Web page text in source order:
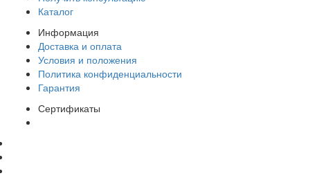
Каталог
Информация
Доставка и оплата
Условия и положения
Политика конфиденциальности
Гарантия
Сертификаты